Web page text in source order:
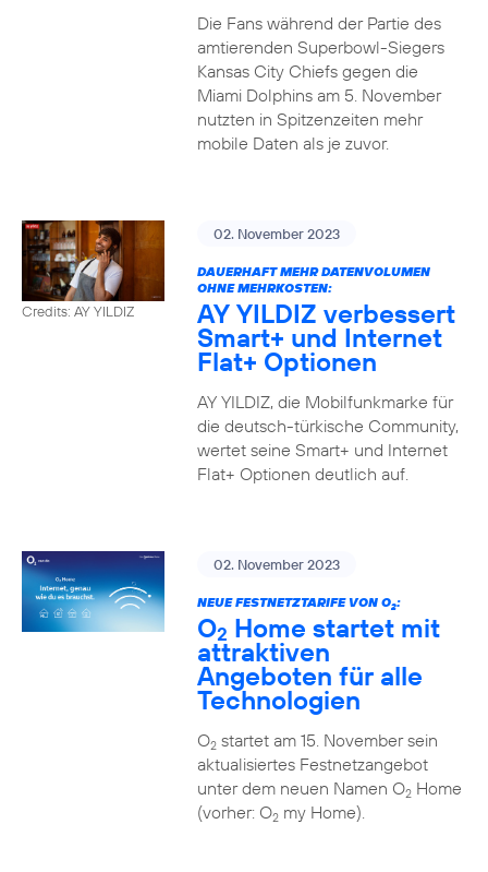
Die Fans während der Partie des
amtierenden Superbowl-Siegers
Kansas City Chiefs gegen die
Miami Dolphins am 5. November
nutzten in Spitzenzeiten mehr
mobile Daten als je zuvor.
Credits: AY YILDIZ
02. November 2023
DAUERHAFT MEHR DATENVOLUMEN
OHNE MEHRKOSTEN:
AY YILDIZ verbessert
Smart+ und Internet
Flat+ Optionen
AY YILDIZ, die Mobilfunkmarke für
die deutsch-türkische Community,
wertet seine Smart+ und Internet
Flat+ Optionen deutlich auf.
02. November 2023
NEUE FESTNETZTARIFE VON O2:
O2 Home startet mit
attraktiven
Angeboten für alle
Technologien
O2startet am 15. November sein
aktualisiertes Festnetzangebot
unter dem neuen Namen O2Home
(vorher: O2my Home).